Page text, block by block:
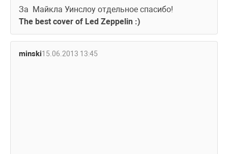
За  Майкла Уинслоу отдельное спасибо!
The best cover of Led Zeppelin :)
minski15.06.2013 13:45